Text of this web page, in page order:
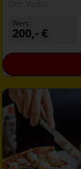
Wert:
200,- €